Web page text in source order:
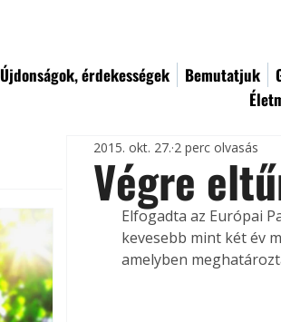
Újdonságok, érdekességek Bemutatjuk
Végre
2015. okt. 27. 2 perc olvasás
Elfogadta az Európai
kevesebb mint két év
amelyben